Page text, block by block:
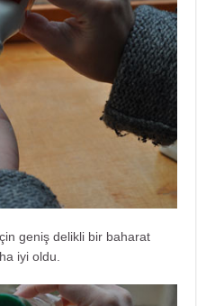
geniş delikli bir baharat
iyi oldu.